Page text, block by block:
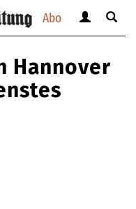
Abo
anzeigen
verbergen
Suche
Hannover